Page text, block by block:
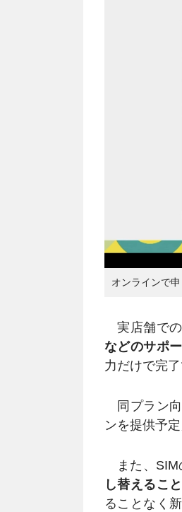
オンラインで
実店舗での
などのサポ
力だけで完
同プラン向
ンを提供予
また、SIM
し替えるこ
ることなく